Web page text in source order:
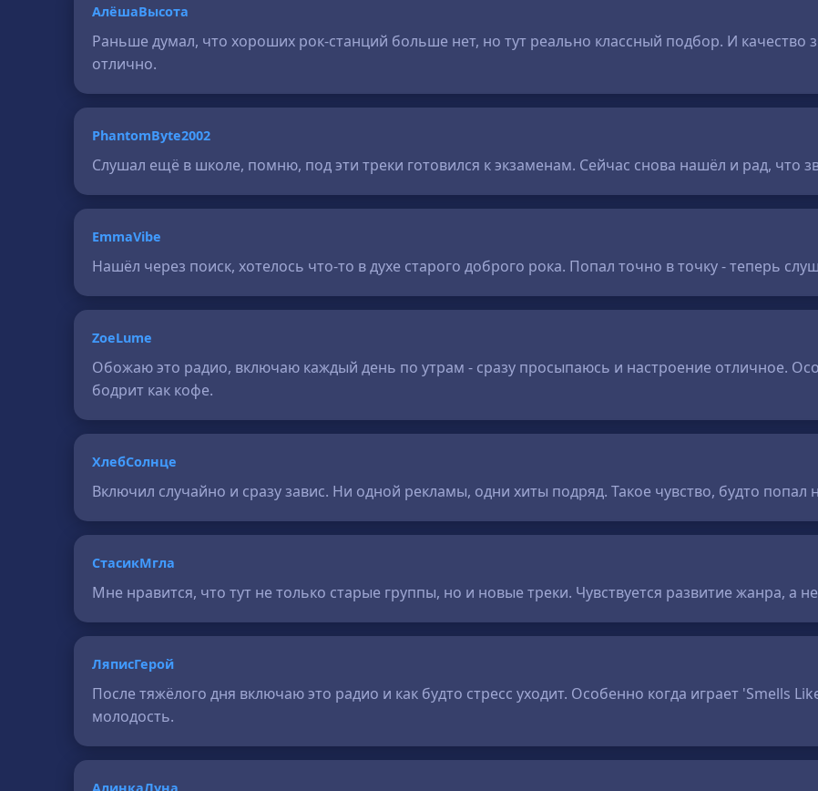
АлёшаВысота
Раньше думал, что хороших рок-станций больше нет, но тут реально классный подбор. И качество
отлично.
PhantomByte2002
Слушал ещё в школе, помню, под эти треки готовился к экзаменам. Сейчас снова нашёл и рад, что
EmmaVibe
Нашёл через поиск, хотелось что-то в духе старого доброго рока. Попал точно в точку - теперь
ZoeLume
Обожаю это радио, включаю каждый день по утрам - сразу просыпаюсь и настроение отличное.
бодрит как кофе.
ХлебСолнце
Включил случайно и сразу завис. Ни одной рекламы, одни хиты подряд. Такое чувство, будто попал
СтасикМгла
Мне нравится, что тут не только старые группы, но и новые треки. Чувствуется развитие жанра, а
ЛяписГерой
После тяжёлого дня включаю это радио и как будто стресс уходит. Особенно когда играет 'Smells
молодость.